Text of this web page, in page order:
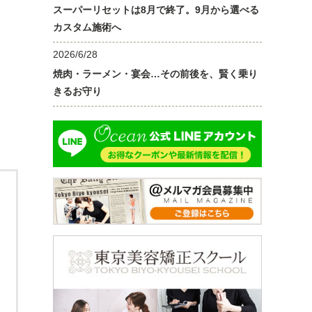
スーパーリセットは8月で終了。9月から選べる
カスタム施術へ
2026/6/28
焼肉・ラーメン・宴会…その前後を、賢く乗り
きるお守り